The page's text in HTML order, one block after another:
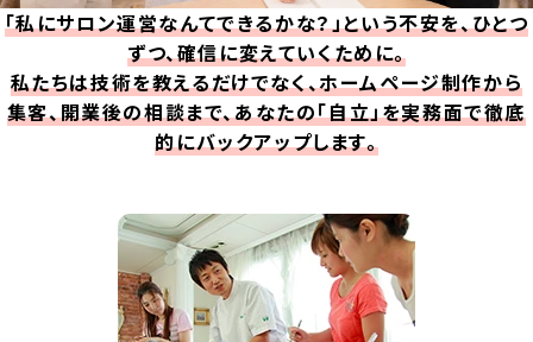
「私にサロン運営なんてできるかな？」という不安を、ひとつ
ずつ、確信に変えていくために。
私たちは技術を教えるだけでなく、ホームページ制作から
集客、開業後の相談まで、あなたの「自立」を実務面で徹底
的にバックアップします。